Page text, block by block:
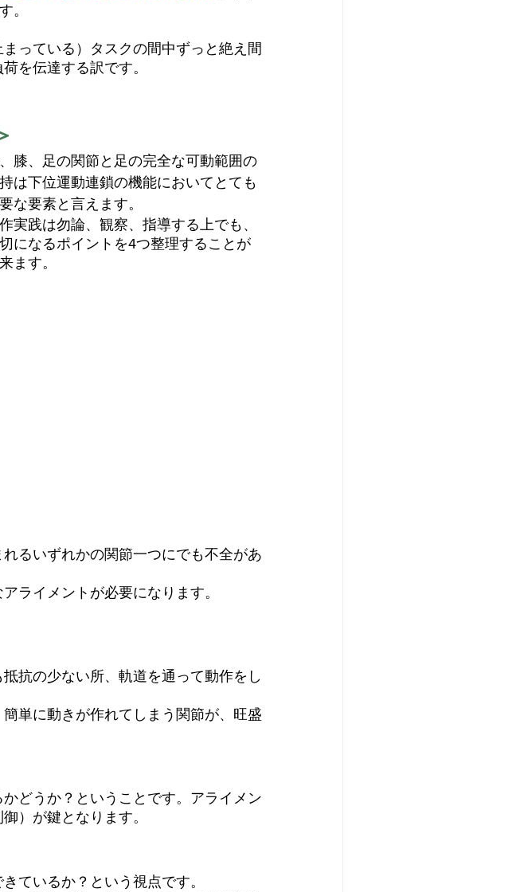
。
っている）タスクの間中ずっと絶え間
を伝達する訳です。
膝、足の関節と足の完全な可動範囲の
は下位運動連鎖の機能においてとても
な要素と言えます。
実践は勿論、観察、指導する上でも、
になるポイントを4つ整理することが
ます。
るいずれかの関節一つにでも不全があ
ライメントが必要になります。
抗の少ない所、軌道を通って動作をし
単に動きが作れてしまう関節が、旺盛
どうか？ということです。アライメン
）が鍵となります。
ているか？という視点です。